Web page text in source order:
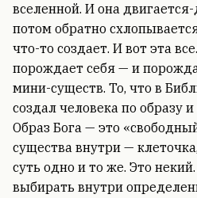
вселенной. И она
потом обратно
что-то создает. И вот эта
порождает себя — и
мини-существ. То, что в
создал человека по образу
Образ Бога — это
существа внутри —
суть одно и то же. Это
выбирать внутри